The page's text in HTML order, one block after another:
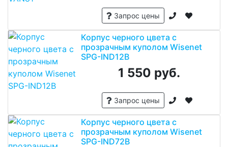
Запрос цены
Корпус черного цвета с
прозрачным куполом Wisenet
SPG-IND12B
1 550 руб.
Запрос цены
Корпус черного цвета с
прозрачным куполом Wisenet
SPG-IND72B